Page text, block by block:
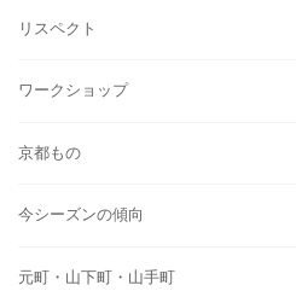
リスペクト
ワークショップ
京都もの
今シーズンの傾向
元町・山下町・山手町